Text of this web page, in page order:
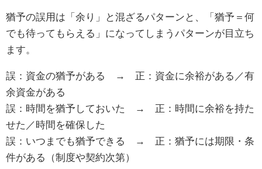
猶予の誤用は「余り」と混ざるパターンと、「猶予＝何
でも待ってもらえる」になってしまうパターンが目立ち
ます。
誤：資金の猶予がある → 正：資金に余裕がある／有
余資金がある
誤：時間を猶予しておいた → 正：時間に余裕を持た
せた／時間を確保した
誤：いつまでも猶予できる → 正：猶予には期限・条
件がある（制度や契約次第）